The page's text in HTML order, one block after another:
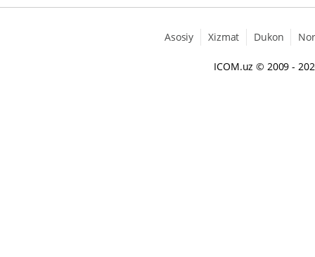
Asosiy Xizmat Dukon
ICOM.uz © 2009 -